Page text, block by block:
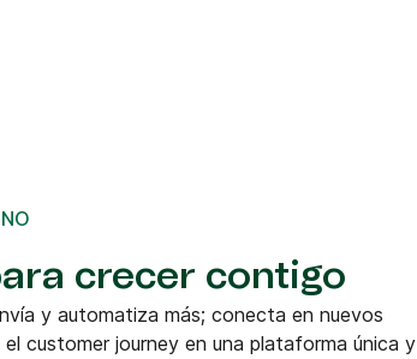
crecer contigo
y automatiza más; conecta en nuevos
customer journey en una plataforma única y